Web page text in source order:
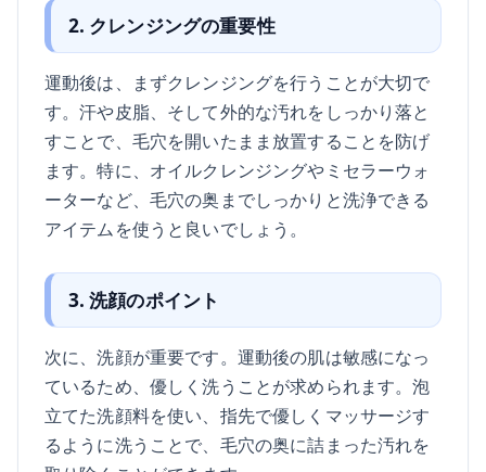
2. クレンジングの重要性
運動後は、まずクレンジングを行うことが大切で
す。汗や皮脂、そして外的な汚れをしっかり落と
すことで、毛穴を開いたまま放置することを防げ
ます。特に、オイルクレンジングやミセラーウォ
ーターなど、毛穴の奥までしっかりと洗浄できる
アイテムを使うと良いでしょう。
3. 洗顔のポイント
次に、洗顔が重要です。運動後の肌は敏感になっ
ているため、優しく洗うことが求められます。泡
立てた洗顔料を使い、指先で優しくマッサージす
るように洗うことで、毛穴の奥に詰まった汚れを